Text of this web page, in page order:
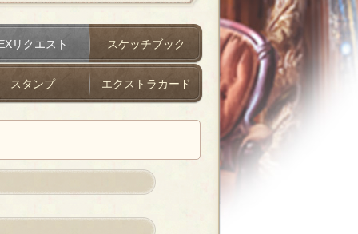
リクエスト スケッチブック
スタンプ エクストラカード